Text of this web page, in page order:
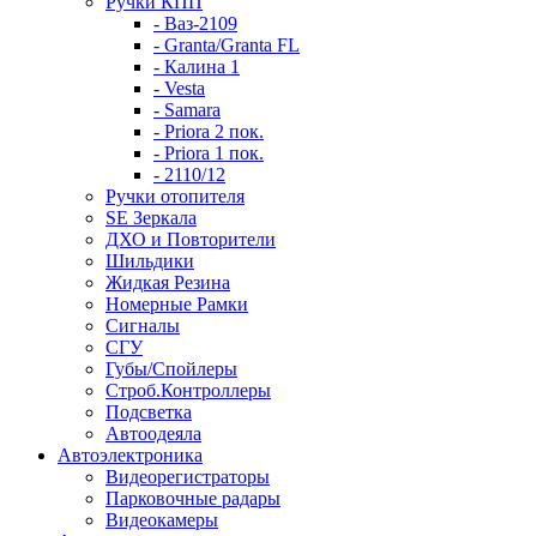
- Ваз-2109
- Granta/Granta FL
- Калина 1
- Vesta
- Samara
- Priora 2 пок.
- Priora 1 пок.
- 2110/12
Ручки отопителя
SE Зеркала
ДХО и Повторители
Шильдики
Жидкая Резина
Номерные Рамки
Сигналы
СГУ
Губы/Спойлеры
Строб.Контроллеры
Подсветка
Автоодеяла
Автоэлектроника
Видеорегистраторы
Парковочные радары
Видеокамеры